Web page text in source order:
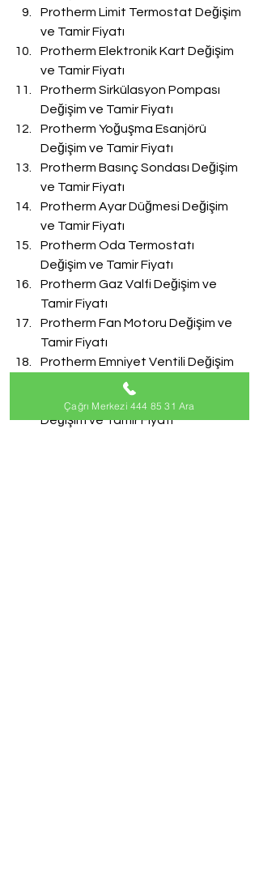
Protherm Limit Termostat Değişim
ve Tamir Fiyatı
Protherm Elektronik Kart Değişim
ve Tamir Fiyatı
Protherm Sirkülasyon Pompası
Değişim ve Tamir Fiyatı
Protherm Yoğuşma Esanjörü
Değişim ve Tamir Fiyatı
Protherm Basınç Sondası Değişim
ve Tamir Fiyatı
Protherm Ayar Düğmesi Değişim
ve Tamir Fiyatı
Protherm Oda Termostatı
Değişim ve Tamir Fiyatı
Protherm Gaz Valfi Değişim ve
Tamir Fiyatı
Protherm Fan Motoru Değişim ve
Tamir Fiyatı
Protherm Emniyet Ventili Değişim
ve Tamir Fiyatı
Protherm Doldurma Musluğu
Değişim ve Tamir Fiyatı
Çağrı Merkezi 444 85 31 Ara